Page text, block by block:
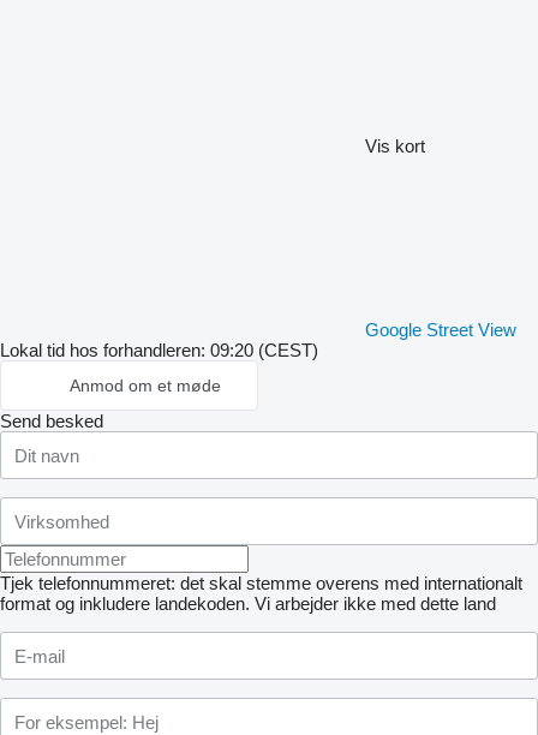
Vis kort
Google Street View
Lokal tid hos forhandleren: 09:20 (CEST)
Anmod om et møde
Send besked
Tjek telefonnummeret: det skal stemme overens med internationalt
format og inkludere landekoden. Vi arbejder ikke med dette land